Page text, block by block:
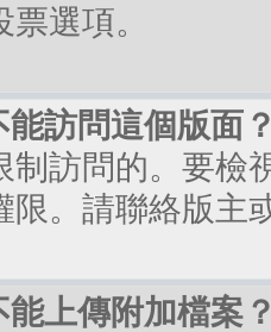
選項。
訪問這個版面
制訪問的。要檢
限。請聯絡版主
上傳附加檔案